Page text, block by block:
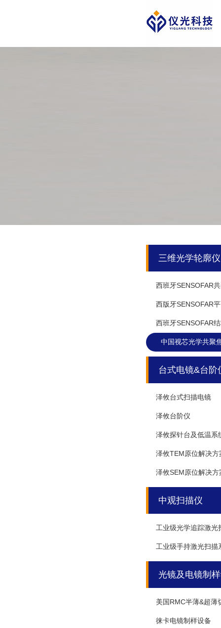
三维光学轮廓仪
西班牙SENSOFAR
西版牙SENSOFAR
西班牙SENSOFAR
中国视芯光学共聚
台式电镜&台阶
泽攸台式扫描电镜
泽攸台阶仪
泽攸探针台及低温系
泽攸TEM原位解决方
泽攸SEM原位解决方
中观扫描仪
工业级光学追踪激光
工业级手持激光扫描
光镜及电镜制
美国RMC半薄&超薄
徕卡电镜制样设备